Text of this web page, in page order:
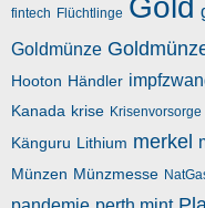
fintech Flüchtlinge Gold
Goldmünze
Hooton Händler
Kanada krise Krisenvorsorge
Känguru Lithium merkel
Münzen Münzmesse